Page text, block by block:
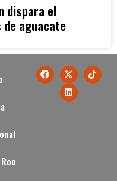
dispara el
aguacate